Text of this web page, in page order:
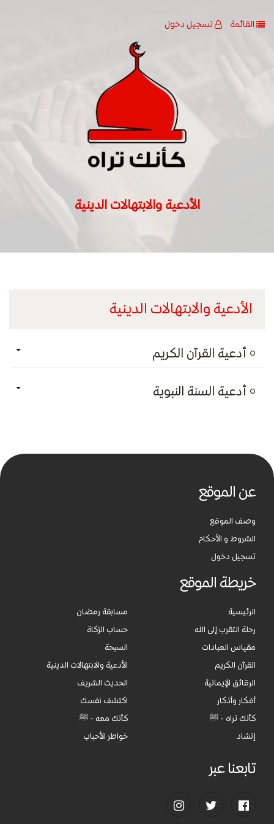
القائمة تسجيل دخول
الأدعية والابتهالات الدينية
الأدعية والابتهالات الدينية
أدعية القرآن الكريم
أدعية السنة النبوية
عن الموقع
وصف الموقع
الشروط و الأحكام
تسجيل دخول
خريطة الموقع
الرئيسية مسابقة رمضان
رحلة التقرب إلى الله حساب الزكاة
مقياس العبادات السبحة
القرآن الكريم الأدعية والابتهالات الدينية
الرقائق الإيمانية الحديث الشريف
أفكار وأذكار اكتشف نفسك
كأنك تراه - ﷺ كأنك معه - ﷺ
إنشاد خواطر الأحباب
تابعنا عبر